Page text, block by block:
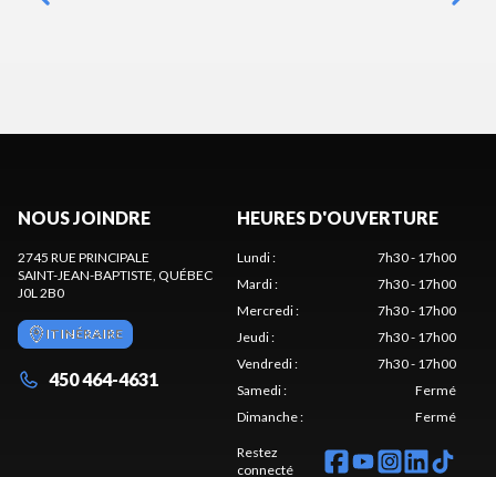
NOUS JOINDRE
2745 RUE PRINCIPALE
SAINT-JEAN-BAPTISTE , QUÉBEC
J0L 2B0
ITINÉRAIRE
450 464-4631
HEURES D'OUVERTURE
Lundi:
7h30 - 17h00
Mardi:
7h30 - 17h00
Mercredi:
7h30 - 17h00
Jeudi:
7h30 - 17h00
Vendredi:
7h30 - 17h00
Samedi:
Fermé
Dimanche: Fermé
Restez
connecté